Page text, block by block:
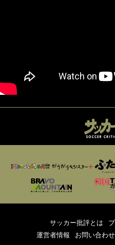
サッカー批評とは
運営者情報
お問い合わせ